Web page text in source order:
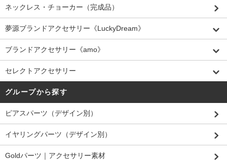
ネックレス・チョーカー（完成品）
夢源ブランドアクセサリー《LuckyDream》
ブランドアクセサリー《amo》
セレクトアクセサリー
グループから探す
ピアスパーツ（デザイン別）
イヤリングパーツ（デザイン別）
Goldパーツ｜アクセサリー素材